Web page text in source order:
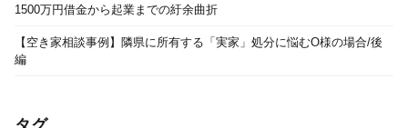
1500万円借金から起業までの紆余曲折
【空き家相談事例】隣県に所有する「実家」処分に悩むO様の場合/後
編